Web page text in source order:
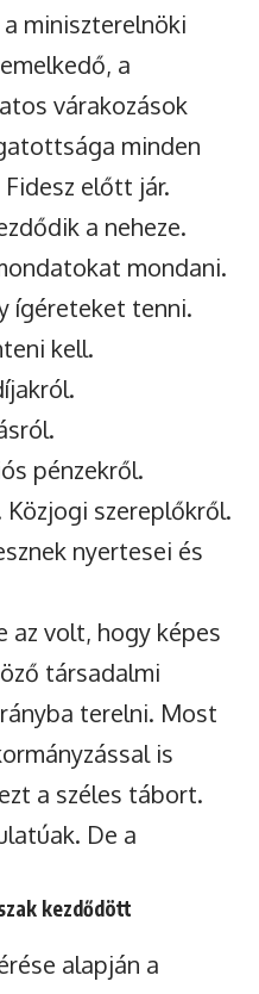
miniszterelnöki
a
várakozások
minden
előtt jár.
a neheze.
mondani.
ígéreteket tenni.
kell.
pénzekről.
szereplőkről.
nyertesei és
az volt, hogy képes
társadalmi
terelni. Most
is
a széles tábort.
De a
kezdődött
alapján a